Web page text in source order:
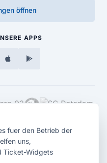
öffnen
APPS
fuer den Betrieb der
uns,
Ticket-Widgets